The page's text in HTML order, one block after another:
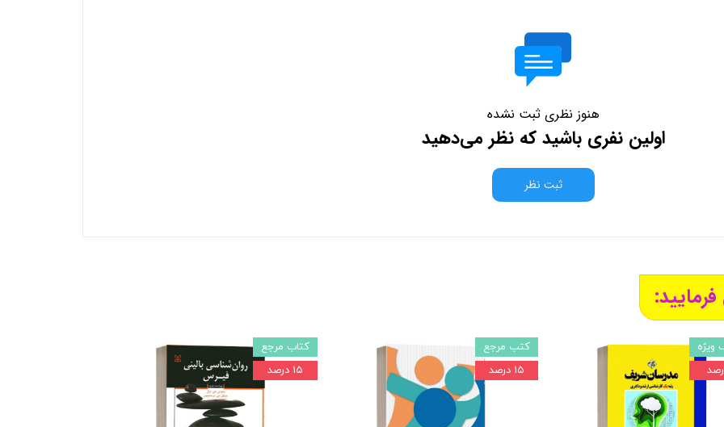
هنوز نظری ثبت نشده
اولین نفری باشید که نظر می‌دهید
ثبت نظر
کتاب مرجع
۱۵ درصد
کتب مرجع
۱۵ درصد
ویژه